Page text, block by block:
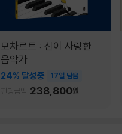
모차르트 : 신이 사랑한
음악가
24% 달성중 17일 남음
펀딩금액 238,800원